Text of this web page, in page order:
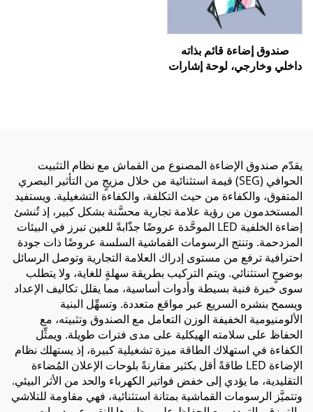
صندوق إضاءة قائم بذاته
داخلي وخارجي، لوحة إشارات
يقدّم صندوق الإضاءة المصنوع من القماش مع نظام التثبيت
الحوافي (SEG) قيمة استثنائية من خلال مزيجٍ من التأثير البصري
المتفوق، والكفاءة من حيث التكلفة، والكفاءة التشغيلية. ويستفيد
المستخدمون من رؤية علامة تجارية محسَّنة بشكل كبير، إذ تُنشئ
إضاءة الخلفية LED الموحَّدة عروضًا جذّابةً للعين تبرز في البيئات
المزدحمة. وتنتج الرسومات القماشية السلسة عروضًا ذات جودة
احترافية ترفع من مستوى إدراك العلامة التجارية وتوصل الرسائل
بوضوحٍ استثنائي. ويتم التركيب بطريقة سهلةٍ للغاية، ولا يتطلب
سوى خبرة فنية بسيطة وأدوات أساسية، مما يقلل تكاليف الإعداد
ويسمح بنشره السريع عبر مواقع متعددة. وتسهِّل البنية
الألومنيومية الخفيفة الوزن التعامل مع الصندوق وتثبيته، مع
الحفاظ على سلامته الهيكلية على مدى فترات طويلة. ويمثِّل
الكفاءة في استهلاك الطاقة ميزة تشغيلية كبيرة، إذ يستهلك نظام
الإضاءة LED طاقةً أقل بكثير مقارنةً بلوحات الإعلان المُضاءة
التقليدية، ما يؤدي إلى خفض فواتير الكهرباء والحد من الأثر البيئي.
وتتميَّز الرسومات القماشية بمتانة استثنائية، فهي مقاومة للتلاشي